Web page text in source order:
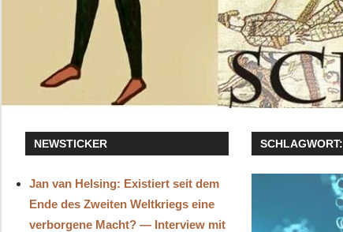
SCHLAGWORT:
NEWSTICKER
Jan van Helsing: Existiert seit dem
Ende des Zweiten Weltkriegs eine
verborgene Macht? — Interview mit